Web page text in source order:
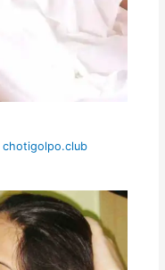
chotigolpo.club